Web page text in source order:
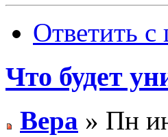
Ответить с
Что будет
Вера » Пн